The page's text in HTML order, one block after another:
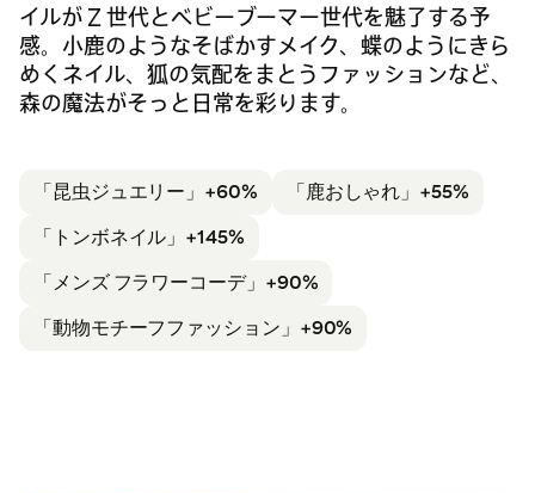
イルが Z 世代とベビーブーマー世代を魅了する予
感。小鹿のようなそばかすメイク、蝶のようにきら
めくネイル、狐の気配をまとうファッションなど、
森の魔法がそっと日常を彩ります。
「昆虫ジュエリー」+60% 「鹿おしゃれ」+55%
「トンボネイル」+145%
「メンズ フラワーコーデ」+90%
「動物モチーフファッション」+90%